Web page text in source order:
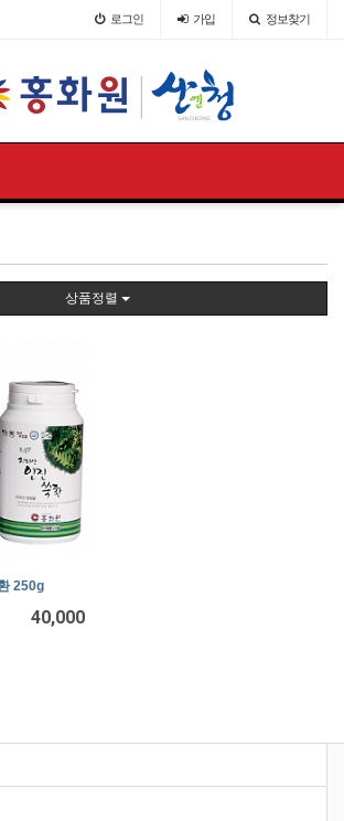
로그인 가입 정보찾기
상품정렬
250g
40,000